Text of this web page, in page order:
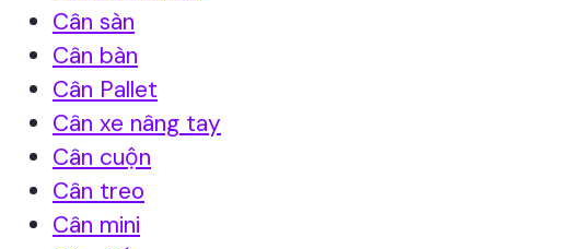
Cân sàn
Cân bàn
Cân Pallet
Cân xe nâng tay
Cân cuộn
Cân treo
Cân mini